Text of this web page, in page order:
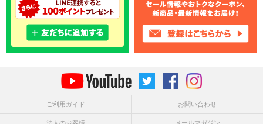
ご利用ガイド お問い合わせ